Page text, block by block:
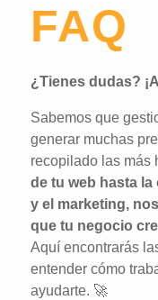
FAQ
¿Tienes dudas?
Sabemos que
generar muchas
recopilado las más
de tu web hasta
y el marketing,
que tu negocio
Aquí encontrarás
entender cómo
ayudarte. 🚀